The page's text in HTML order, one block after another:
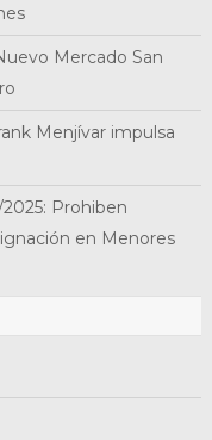
Mercado San
Menjívar impulsa
Prohiben
en Menores